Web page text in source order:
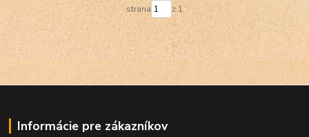
strana z 1
Informácie pre zákazníkov